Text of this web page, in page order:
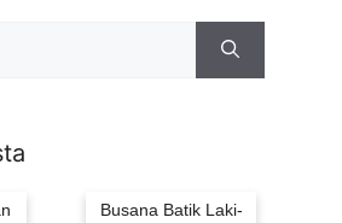
Busana Batik Laki-